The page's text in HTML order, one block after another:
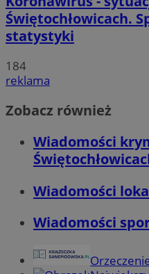
Świętochłowicach.
statystyki
184
reklama
Zobacz również
Wiadomości
Wiadomości
Wiadomości